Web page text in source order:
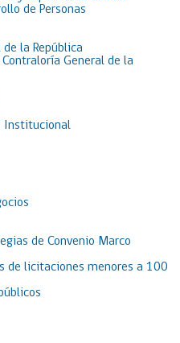
de Personas
la República
General de la
Institucional
de Convenio Marco
de licitaciones menores a 100